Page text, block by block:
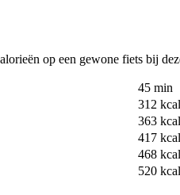
op een gewone fiets bij
45 min
312 kcal
363 kcal
417 kcal
468 kcal
520 kcal